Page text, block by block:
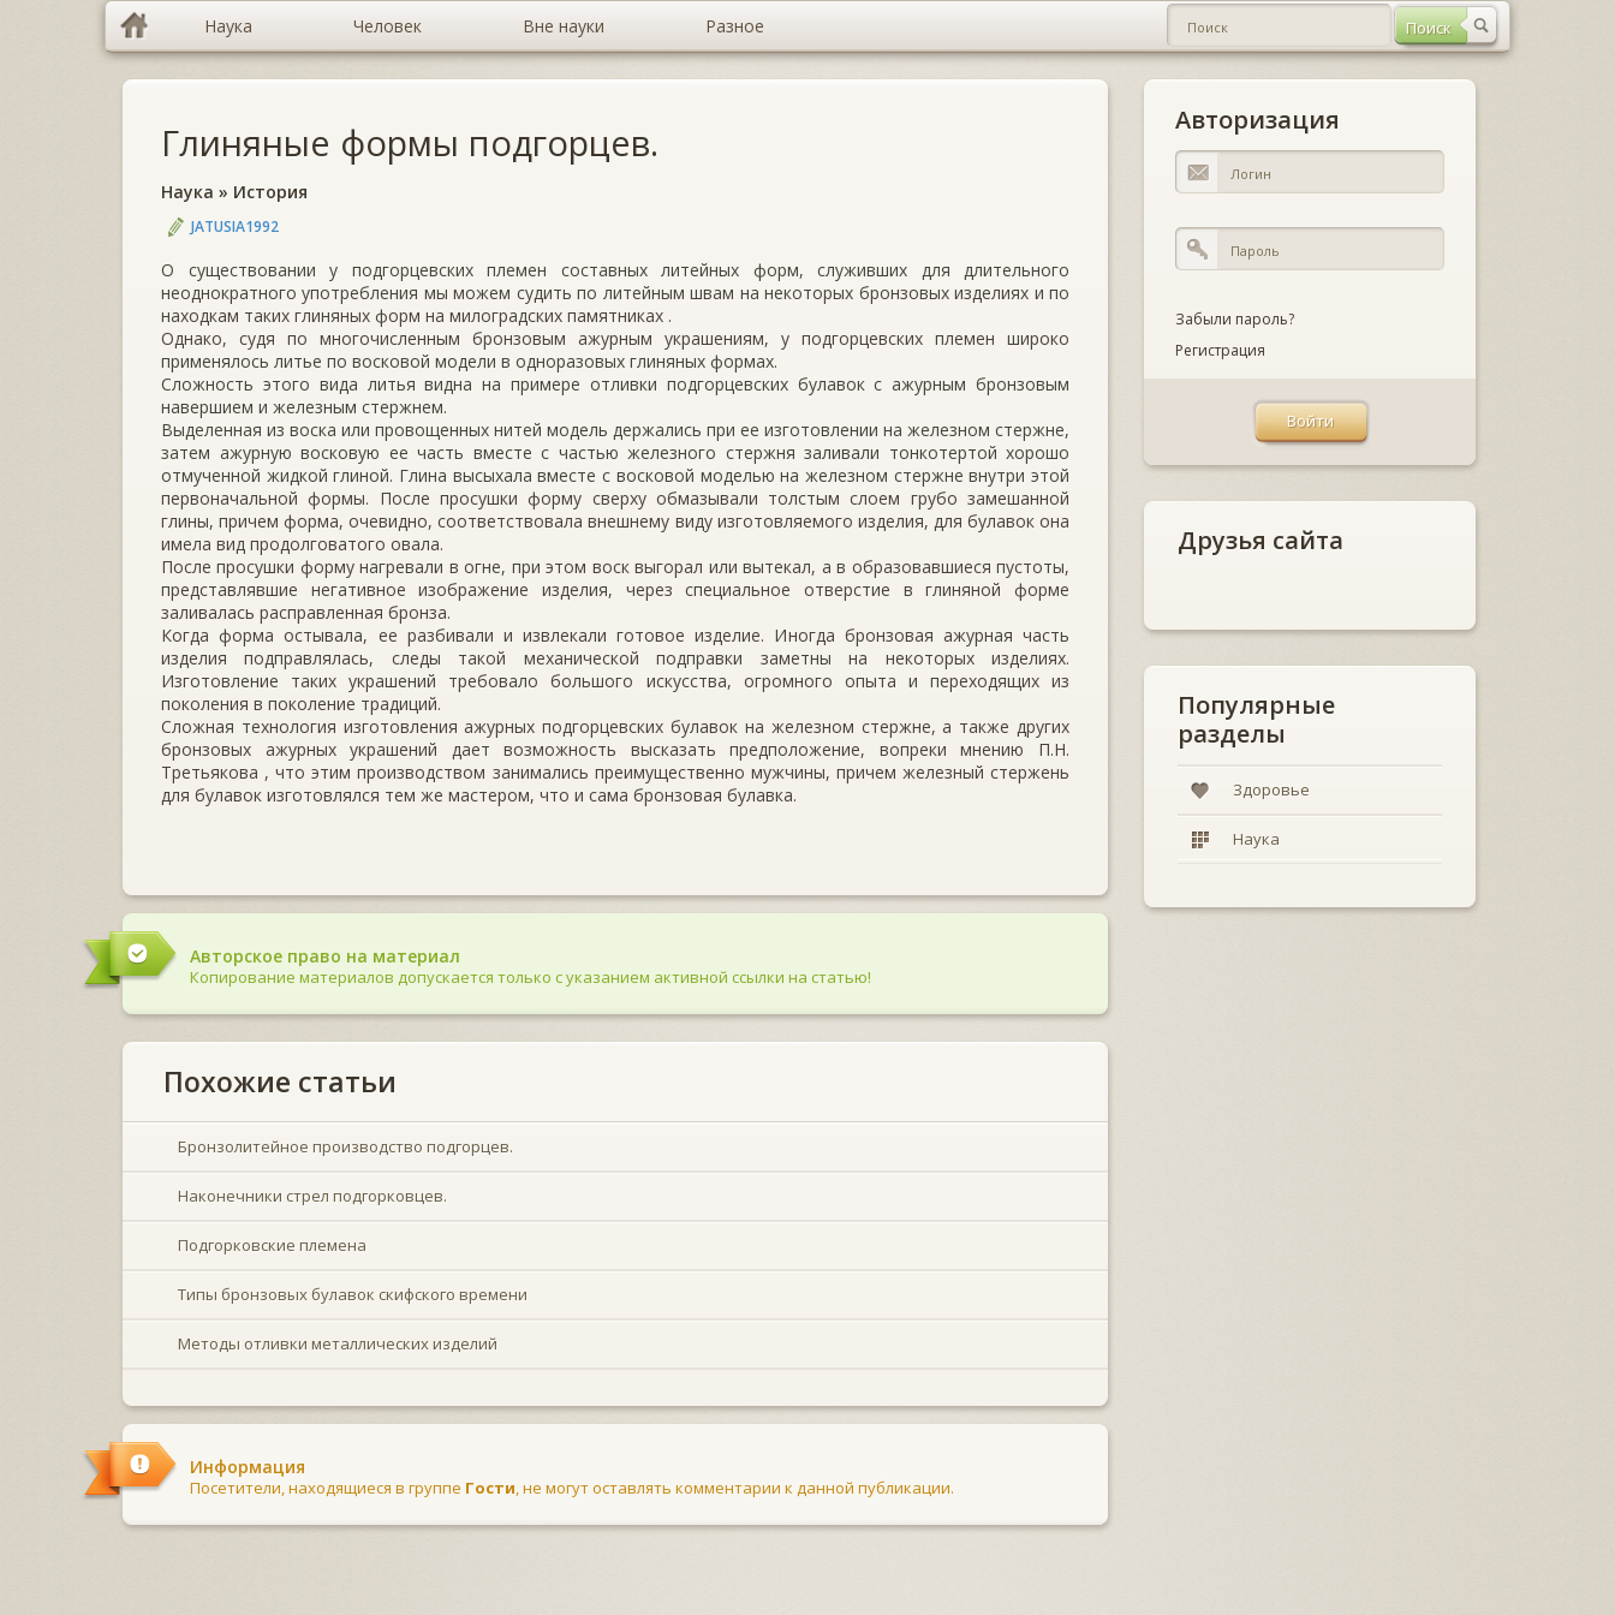
Наука Человек Вне науки Разное
Глиняные формы подгорцев.
Наука » История
JATUSIA1992
О существовании у подгорцевских племен составных литейных форм, служивших для длительного
неоднократного употребления мы можем судить по литейным швам на некоторых бронзовых изделиях и по
находкам таких глиняных форм на милоградских памятниках .
Однако, судя по многочисленным бронзовым ажурным украшениям, у подгорцевских племен широко
применялось литье по восковой модели в одноразовых глиняных формах.
Сложность этого вида литья видна на примере отливки подгорцевских булавок с ажурным бронзовым
навершием и железным стержнем.
Выделенная из воска или провощенных нитей модель держались при ее изготовлении на железном стержне,
затем ажурную восковую ее часть вместе с частью железного стержня заливали тонкотертой хорошо
отмученной жидкой глиной. Глина высыхала вместе с восковой моделью на железном стержне внутри этой
первоначальной формы. После просушки форму сверху обмазывали толстым слоем грубо замешанной
глины, причем форма, очевидно, соответствовала внешнему виду изготовляемого изделия, для булавок она
имела вид продолговатого овала.
После просушки форму нагревали в огне, при этом воск выгорал или вытекал, а в образовавшиеся пустоты,
представлявшие негативное изображение изделия, через специальное отверстие в глиняной форме
заливалась расправленная бронза.
Когда форма остывала, ее разбивали и извлекали готовое изделие. Иногда бронзовая ажурная часть
изделия подправлялась, следы такой механической подправки заметны на некоторых изделиях.
Изготовление таких украшений требовало большого искусства, огромного опыта и переходящих из
поколения в поколение традиций.
Сложная технология изготовления ажурных подгорцевских булавок на железном стержне, а также других
бронзовых ажурных украшений дает возможность высказать предположение, вопреки мнению П.Н.
Третьякова , что этим производством занимались преимущественно мужчины, причем железный стержень
для булавок изготовлялся тем же мастером, что и сама бронзовая булавка.
Авторское право на материал
Копирование материалов допускается только с указанием активной ссылки на статью!
Похожие статьи
Бронзолитейное производство подгорцев.
Наконечники стрел подгорковцев.
Подгорковские племена
Типы бронзовых булавок скифского времени
Методы отливки металлических изделий
Информация
Посетители, находящиеся в группе Гости, не могут оставлять комментарии к данной публикации.
Авторизация
Забыли пароль?
Регистрация
Друзья сайта
Популярные
разделы
Здоровье
Наука